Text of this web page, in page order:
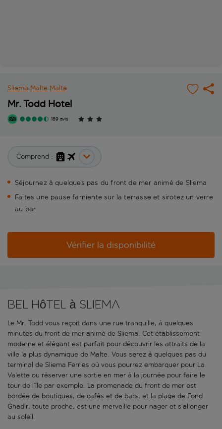
Sliema Malte Malte
Mr. Todd Hotel
189 avis
Comprend :
Séjournez à quelques pas du front de mer animé de Sliema
Faites une pause farniente sur la terrasse et sirotez un verre
au bar
Vérifier la disponibilité
Bel hôtel à Sliema
Le Mr. Todd vous reçoit dans une rue tranquille, à quelques
minutes du front de mer animé de Sliema. Cet établissement
moderne et élégant est parfait pour découvrir les attraits de la
ville la plus dynamique de Malte. Vous serez à quelques pas du
terminal de Sliema Ferries où vous pourrez embarquer pour La
Valette ou réserver une sortie en mer à la journée pour faire le
tour de l’île par exemple. La promenade du front de mer est
bordée de boutiques, de cafés et de bars, et la plage de Fond
Ghadir, toute proche, est une merveille pour nager et s’allonger
au soleil.